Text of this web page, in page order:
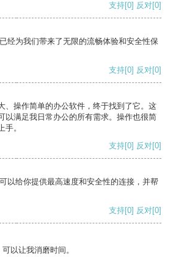
支持[0] 反对[0]
经为我们带来了无限的流畅体验和安全性保
支持[0] 反对[0]
、操作简单的办公软件，终于找到了它。这
以满足我日常办公的所有需求。操作也很简
。
支持[0] 反对[0]
以给你提供最高速度和安全性的连接，并帮
支持[0] 反对[0]
以让我消磨时间。